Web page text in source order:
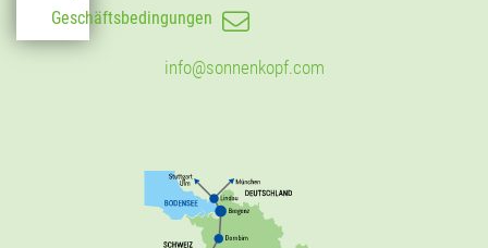
Geschäftsbedingungen
info@sonnenkopf.com